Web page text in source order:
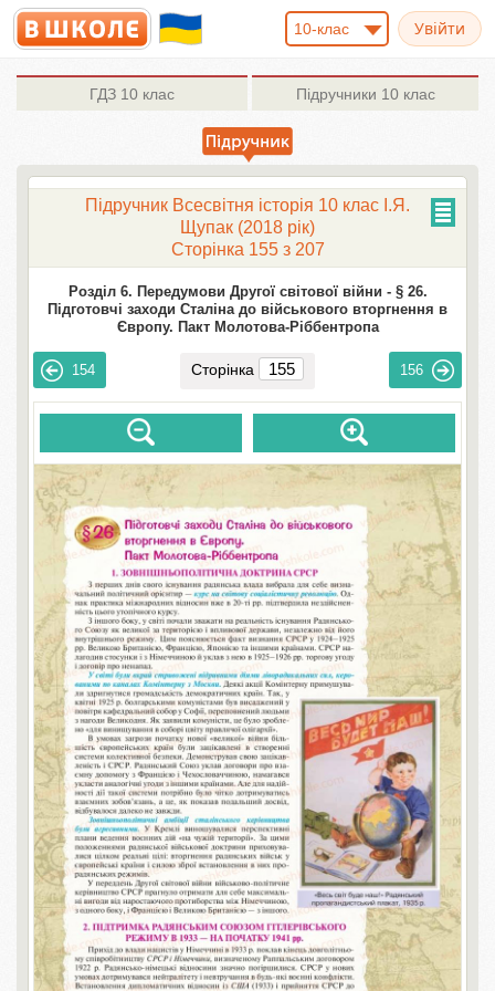
10-клас
ГДЗ 10 клас Підручники 10 клас
Підручник Всесвітня історія 10 клас І.Я.
Щупак (2018 рік)
Сторінка 155 з 207
Розділ 6. Передумови Другої світової війни - § 26.
Підготовчі заходи Сталіна до військового вторгнення в
Європу. Пакт Молотова-Ріббентропа
154 Сторінка 156